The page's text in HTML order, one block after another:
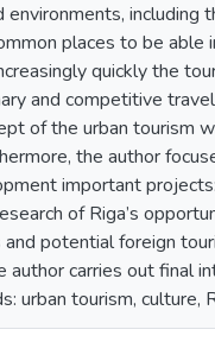
including
places to be able
quickly the
and competitive
of the urban tourism
the author
important
of Riga’s
potential foreign
author carries out final
urban tourism, culture,